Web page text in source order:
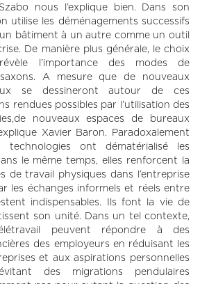
nous l’explique bien. Dans son
utilise les déménagements successifs
bâtiment à un autre comme un outil
De manière plus générale, le choix
l’importance des modes de
A mesure que de nouveaux
se dessineront autour de ces
rendues possibles par l’utilisation des
nouveaux espaces de bureaux
Xavier Baron. Paradoxalement
technologies ont dématérialisé les
le même temps, elles renforcent la
de travail physiques dans l’entreprise
les échanges informels et réels entre
indispensables. Ils font la vie de
son unité. Dans un tel contexte,
peuvent répondre à des
des employeurs en réduisant les
et aux aspirations personnelles
des migrations pendulaires